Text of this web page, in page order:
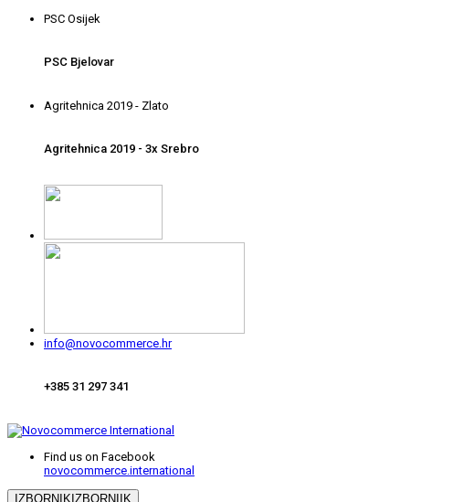
PSC Osijek
PSC Bjelovar
Agritehnica 2019 - Zlato
Agritehnica 2019 - 3x Srebro
info@novocommerce.hr
+385 31 297 341
Find us on Facebook
novocommerce.international
IZBORNIKIZBORNIIK